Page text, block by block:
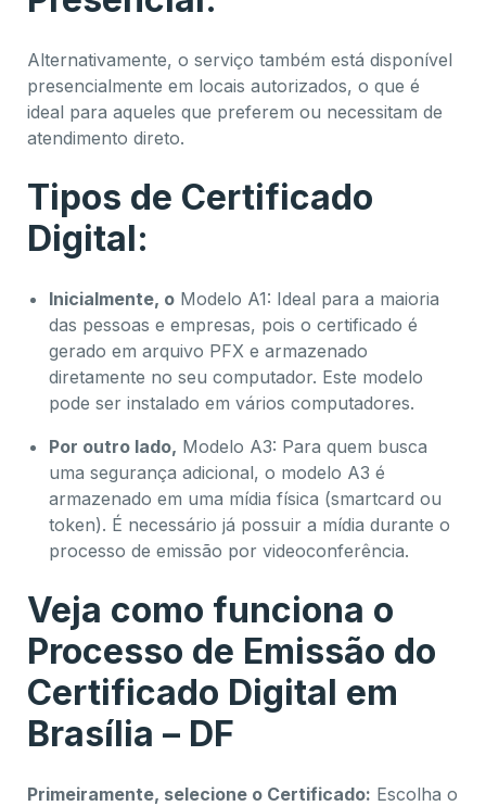
Alternativamente, o serviço também está disponível
presencialmente em locais autorizados, o que é
ideal para aqueles que preferem ou necessitam de
atendimento direto.
Tipos de Certificado
Digital:
Inicialmente, o Modelo A1: Ideal para a maioria
das pessoas e empresas, pois o certificado é
gerado em arquivo PFX e armazenado
diretamente no seu computador. Este modelo
pode ser instalado em vários computadores.
Por outro lado, Modelo A3: Para quem busca
uma segurança adicional, o modelo A3 é
armazenado em uma mídia física (smartcard ou
token). É necessário já possuir a mídia durante o
processo de emissão por videoconferência.
Veja como funciona o
Processo de Emissão do
Certificado Digital em
Brasília – DF
Primeiramente, selecione o Certificado: Escolha o